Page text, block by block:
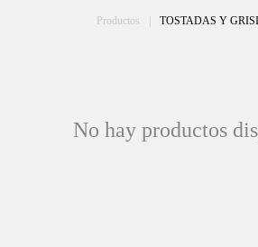
Productos TOSTADAS Y
No hay productos